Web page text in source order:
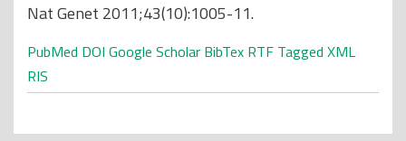
Nat Genet 2011;43(10):1005-11.
PubMed DOI Google Scholar BibTex RTF Tagged XML
RIS